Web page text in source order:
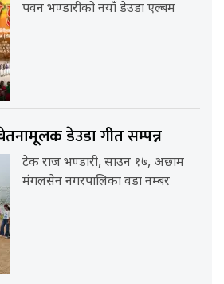
पवन भण्डारीको नयाँ डेउडा एल्बम
डेउडा गीत सम्पन्न
टेक राज भण्डारी, साउन १७, अछाम
मंगलसेन नगरपालिका वडा नम्बर